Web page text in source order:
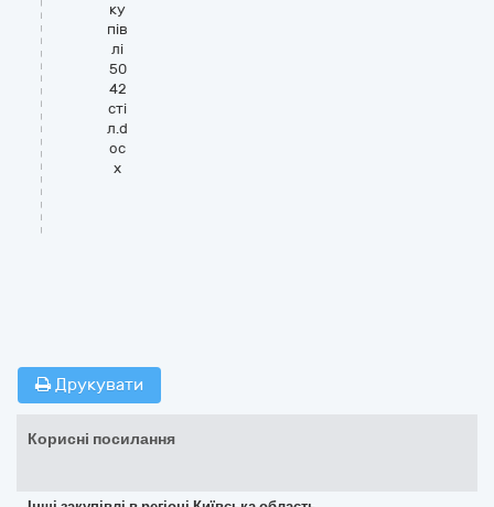
ку
пів
лі
50
42
сті
л.d
oc
x
Друкувати
Корисні посилання